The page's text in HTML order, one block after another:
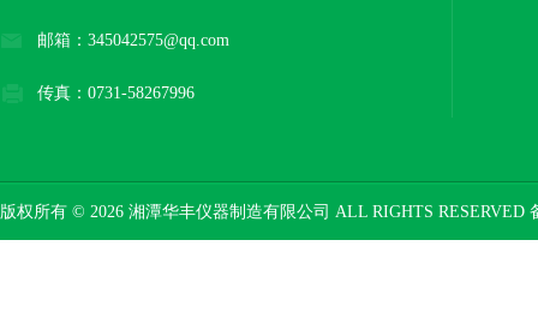
邮箱：345042575@qq.com
传真：0731-58267996
版权所有 © 2026 湘潭华丰仪器制造有限公司 ALL RIGHTS RESERVED